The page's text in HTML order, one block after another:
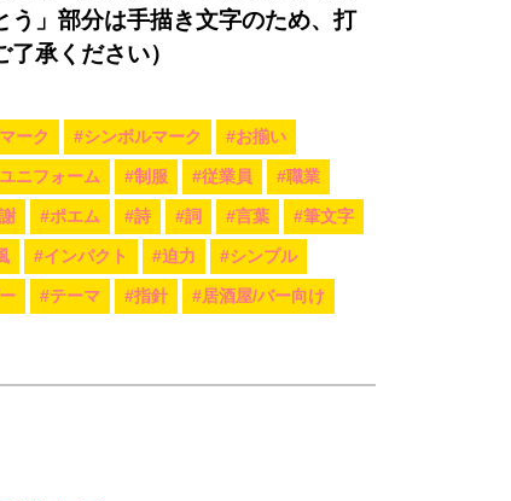
」部分は手描き文字のため、打
承ください）
ーク #シンボルマーク #お揃い
ニフォーム #制服 #従業員 #職業
#ポエム #詩 #詞 #言葉 #筆文字
#インパクト #迫力 #シンプル
#テーマ #指針 #居酒屋/バー向け